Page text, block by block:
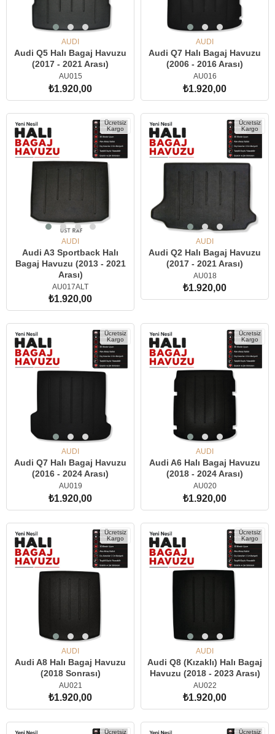
AUDI
Audi Q5 Halı Bagaj Havuzu
(2017 - 2021 Arası)
AU015
₺1.920,00
AUDI
Audi Q7 Halı Bagaj Havuzu
(2006 - 2016 Arası)
AU016
₺1.920,00
Ücretsiz
Kargo
AUDI
Audi A3 Sportback Halı
Bagaj Havuzu (2013 - 2021
Arası)
AU017ALT
₺1.920,00
SEPETE EKLE
Ücretsiz
Kargo
AUDI
Audi Q2 Halı Bagaj Havuzu
(2017 - 2021 Arası)
AU018
₺1.920,00
Ücretsiz
Kargo
AUDI
Audi Q7 Halı Bagaj Havuzu
(2016 - 2024 Arası)
AU019
₺1.920,00
Ücretsiz
Kargo
AUDI
Audi A6 Halı Bagaj Havuzu
(2018 - 2024 Arası)
AU020
₺1.920,00
Ücretsiz
Kargo
AUDI
Audi A8 Halı Bagaj Havuzu
(2018 Sonrası)
AU021
₺1.920,00
SEPETE EKLE
Ücretsiz
Kargo
AUDI
Audi Q8 (Kızaklı) Halı Bagaj
Havuzu (2018 - 2023 Arası)
AU022
₺1.920,00
SEPETE EKLE
Ücretsiz Ücretsiz